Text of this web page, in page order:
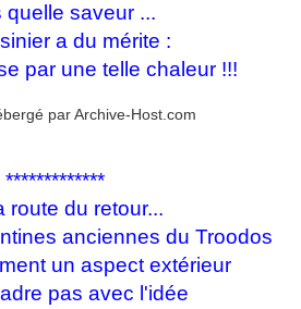
quelle saveur ...
a du mérite :
par une telle chaleur !!!
*************
route du retour...
anciennes du Troodos
un aspect extérieur
pas avec l'idée